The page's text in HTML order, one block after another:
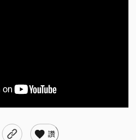
讚